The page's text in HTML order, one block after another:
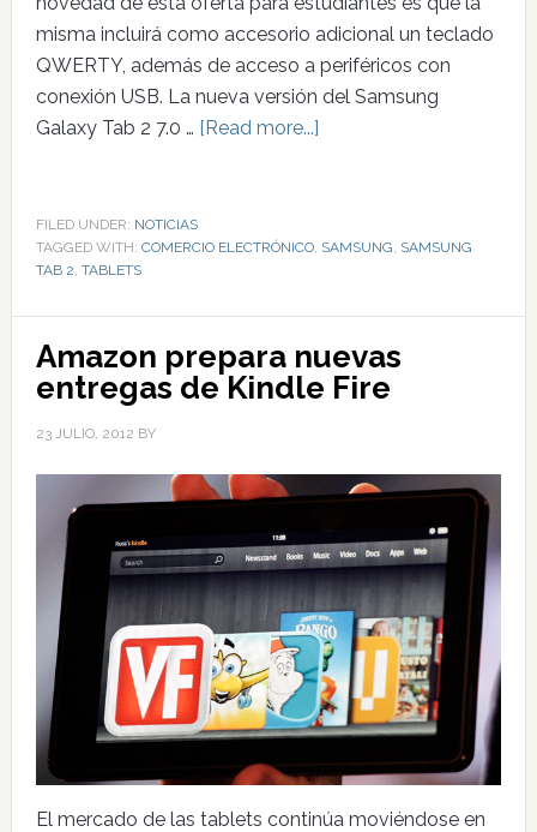
misma incluirá como accesorio adicional un teclado
QWERTY, además de acceso a periféricos con
conexión USB. La nueva versión del Samsung
Galaxy Tab 2 7.0 … [Read more...]
FILED UNDER: NOTICIAS
TAGGED WITH: COMERCIO ELECTRÓNICO, SAMSUNG, SAMSUNG
TAB 2, TABLETS
Amazon prepara nuevas
entregas de Kindle Fire
23 JULIO, 2012 BY
El mercado de las tablets continúa moviéndose en